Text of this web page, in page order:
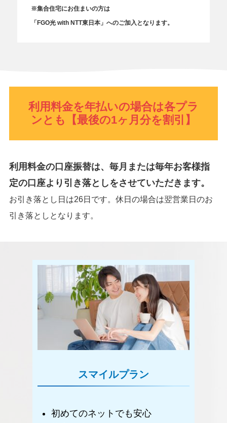
※集合住宅にお住まいの方は
「FGO光 with NTT東日本」へのご加入となります。
利用料金を年払いの場合は各プラ
ンとも【最後の1ヶ月分を割引】
利用料金の口座振替は、毎月または毎年お客様指
定の口座より引き落としをさせていただきます。
お引き落とし日は26日です。休日の場合は翌営業日のお
引き落としとなります。
スマイルプラン
初めてのネットでも安心